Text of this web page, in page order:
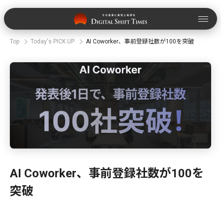
Top Today's PICK UP AI Coworker、事前登録社数が100を突破
AI Coworker、事前登録社数が100を
突破